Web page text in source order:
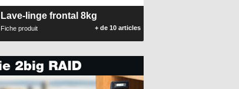
Lave-linge frontal 8kg
Fiche produit + de 10 articles